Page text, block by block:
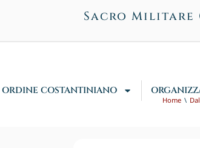
Sacro Militare
ORDINE COSTANTINIANO
Home